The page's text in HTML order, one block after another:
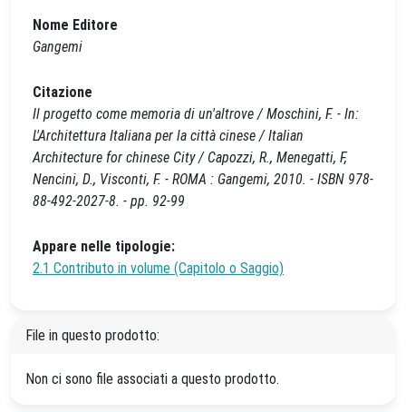
Nome Editore
Gangemi
Citazione
Il progetto come memoria di un'altrove / Moschini, F. - In:
L'Architettura Italiana per la città cinese / Italian
Architecture for chinese City / Capozzi, R., Menegatti, F,
Nencini, D., Visconti, F. - ROMA : Gangemi, 2010. - ISBN 978-
88-492-2027-8. - pp. 92-99
Appare nelle tipologie:
2.1 Contributo in volume (Capitolo o Saggio)
File in questo prodotto:
Non ci sono file associati a questo prodotto.